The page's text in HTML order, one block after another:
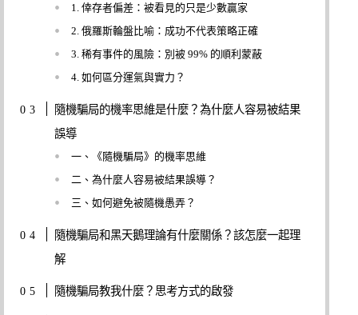
1. 倖存者偏差：被看見的只是少數贏家
2. 俄羅斯輪盤比喻：成功不代表策略正確
3. 稀有事件的風險：別被 99% 的順利蒙蔽
4. 如何區分運氣與實力？
隨機騙局的機率思維是什麼？為什麼人容易被結果
誤導
一、《隨機騙局》的機率思維
二、為什麼人容易被結果誤導？
三、如何避免被隨機愚弄？
隨機騙局和黑天鵝理論有什麼關係？該怎麼一起理
解
隨機騙局教我什麼？思考方式的啟發